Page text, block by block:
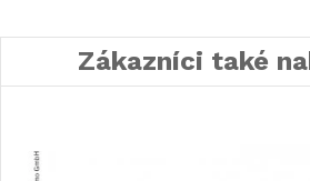
Zákazníci také